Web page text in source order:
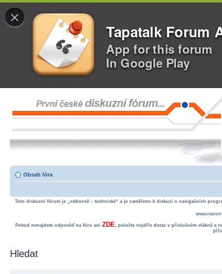
×
Tapatalk Forum
App for this forum
In Google Play
Obsah fóra
Toto diskuzní fórum je „odborně – technické“ a je zaměřeno k diskuzi o navigačních
Pokud nenajdete odpověď na fóru ani ZDE, položte nejdřív dotaz v příslušném vlákně a
Hledat